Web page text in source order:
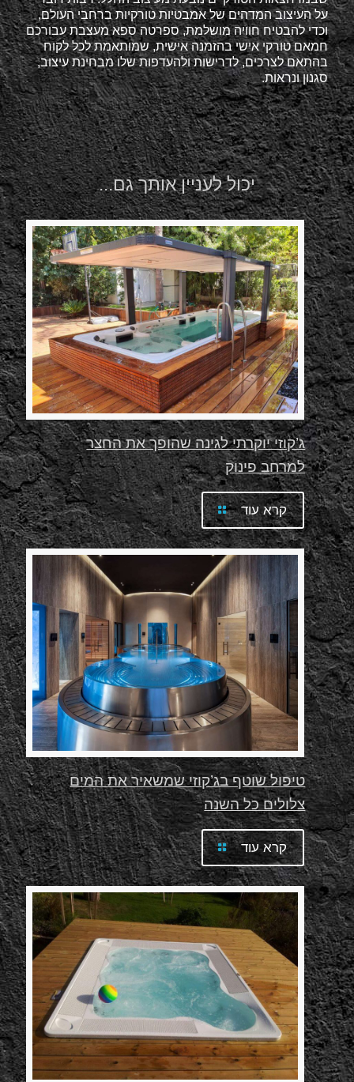
על העיצוב המדהים של אמבטיות טורקיות ברחבי העולם,
וכדי להבטיח חוויה מושלמת, ספרטה ספא מעצבת עבורכם
חמאם טורקי אישי בהזמנה אישית, שמותאמת לכל לקוח
בהתאם לצרכים, לדרישות ולהעדפות שלו מבחינת עיצוב,
סגנון ונראות.
יכול לעניין אותך גם...
ג’קוזי יוקרתי לגינה שהופך את החצר
למרחב פינוק
קרא עוד
טיפול שוטף בג’קוזי שמשאיר את המים
צלולים כל השנה
קרא עוד